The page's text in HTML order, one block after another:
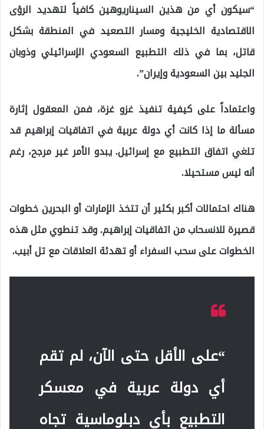
“سيكون أي من هذين السيناريوهين كافياً لتهديد الرؤى
الاقتصادية الخليجية ومسار التصعيد في المنطقة بشكل
قاتل، بما في ذلك التطبيع السعودي الإسرائيلي وذوبان
الجليد بين السعودية وإيران”.
واعتماداً على كيفية تنفيذ غزو غزة، فمن المعقول إثارة
مسألة ما إذا كانت أي دولة عربية في اتفاقيات إبراهيم قد
تلغي اتفاق التطبيع مع إسرائيل. يبدو الأمر غير مرجح، رغم
أنه ليس مستحيلا.
هناك احتمالات أكبر بكثير أن تتخذ الإمارات أو البحرين خطوات
قصيرة للانسحاب من اتفاقيات إبراهيم. وقد تنطوي مثل هذه
الخطوات على سحب السفراء أو تهدئة العلاقات مع تل أبيب.
“على الأقل حتى الآن، لم تقم
أي دولة عربية في معسكر
التطبيع بأي دبلوماسية تجاه